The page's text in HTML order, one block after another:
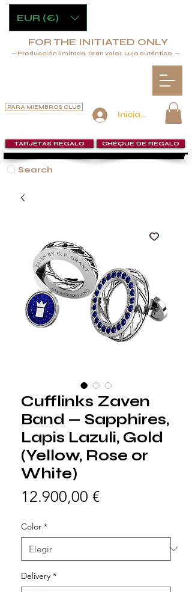
Iniciar sesión
PARA MIEMBROS CLUB
Search
TARJETAS REGALO CHEQUE DE REGALO
FOR THE INITIATED ONLY
— Producción limitada. Gran valor. Lujo auténtico. —
EUR (€)
Cufflinks Zaven
Band — Sapphires,
Lapis Lazuli, Gold
(Yellow, Rose or
White)
12.900,00 €Precio
Color *
Delivery *